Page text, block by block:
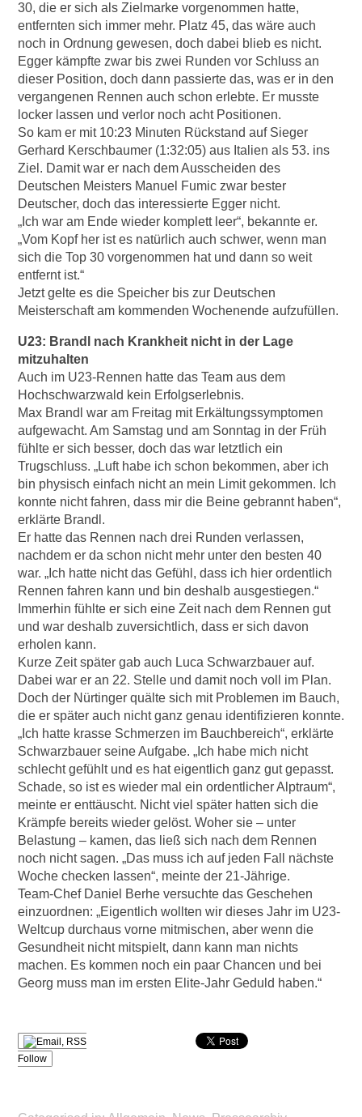
30, die er sich als Zielmarke vorgenommen hatte,
entfernten sich immer mehr. Platz 45, das wäre auch
noch in Ordnung gewesen, doch dabei blieb es nicht.
Egger kämpfte zwar bis zwei Runden vor Schluss an
dieser Position, doch dann passierte das, was er in den
vergangenen Rennen auch schon erlebte. Er musste
locker lassen und verlor noch acht Positionen.
So kam er mit 10:23 Minuten Rückstand auf Sieger
Gerhard Kerschbaumer (1:32:05) aus Italien als 53. ins
Ziel. Damit war er nach dem Ausscheiden des
Deutschen Meisters Manuel Fumic zwar bester
Deutscher, doch das interessierte Egger nicht.
„Ich war am Ende wieder komplett leer“, bekannte er.
„Vom Kopf her ist es natürlich auch schwer, wenn man
sich die Top 30 vorgenommen hat und dann so weit
entfernt ist.“
Jetzt gelte es die Speicher bis zur Deutschen
Meisterschaft am kommenden Wochenende aufzufüllen.
U23: Brandl nach Krankheit nicht in der Lage
mitzuhalten
Auch im U23-Rennen hatte das Team aus dem
Hochschwarzwald kein Erfolgserlebnis.
Max Brandl war am Freitag mit Erkältungssymptomen
aufgewacht. Am Samstag und am Sonntag in der Früh
fühlte er sich besser, doch das war letztlich ein
Trugschluss. „Luft habe ich schon bekommen, aber ich
bin physisch einfach nicht an mein Limit gekommen. Ich
konnte nicht fahren, dass mir die Beine gebrannt haben“,
erklärte Brandl.
Er hatte das Rennen nach drei Runden verlassen,
nachdem er da schon nicht mehr unter den besten 40
war. „Ich hatte nicht das Gefühl, dass ich hier ordentlich
Rennen fahren kann und bin deshalb ausgestiegen.“
Immerhin fühlte er sich eine Zeit nach dem Rennen gut
und war deshalb zuversichtlich, dass er sich davon
erholen kann.
Kurze Zeit später gab auch Luca Schwarzbauer auf.
Dabei war er an 22. Stelle und damit noch voll im Plan.
Doch der Nürtinger quälte sich mit Problemen im Bauch,
die er später auch nicht ganz genau identifizieren konnte.
„Ich hatte krasse Schmerzen im Bauchbereich“, erklärte
Schwarzbauer seine Aufgabe. „Ich habe mich nicht
schlecht gefühlt und es hat eigentlich ganz gut gepasst.
Schade, so ist es wieder mal ein ordentlicher Alptraum“,
meinte er enttäuscht. Nicht viel später hatten sich die
Krämpfe bereits wieder gelöst. Woher sie – unter
Belastung – kamen, das ließ sich nach dem Rennen
noch nicht sagen. „Das muss ich auf jeden Fall nächste
Woche checken lassen“, meinte der 21-Jährige.
Team-Chef Daniel Berhe versuchte das Geschehen
einzuordnen: „Eigentlich wollten wir dieses Jahr im U23-
Weltcup durchaus vorne mitmischen, aber wenn die
Gesundheit nicht mitspielt, dann kann man nichts
machen. Es kommen noch ein paar Chancen und bei
Georg muss man im ersten Elite-Jahr Geduld haben.“
Follow